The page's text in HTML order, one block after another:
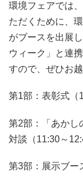
環境フェアでは
ただくために、
がブースを出展
ウィーク」と連
すので、ぜひお
第1部：表彰式（
第2部：「あかし
対談（11:30～
第3部：展示ブー